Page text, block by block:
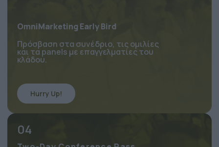
OmniMarketing Early Bird
Πρόσβαση στα συνέδριο, τις ομιλίες
και τα panels με επαγγελματίες του
Hurry Up!
04